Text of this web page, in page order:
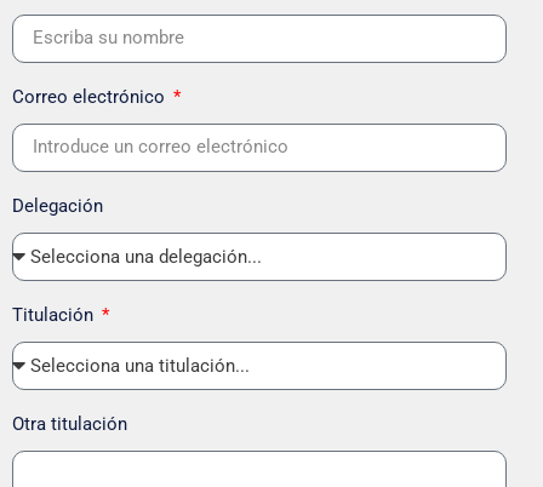
Correo electrónico
Delegación
Titulación
Otra titulación